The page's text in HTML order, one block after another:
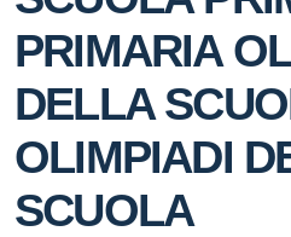
PRIMARIA
DELLA
OLIMPIADI
SCUOLA